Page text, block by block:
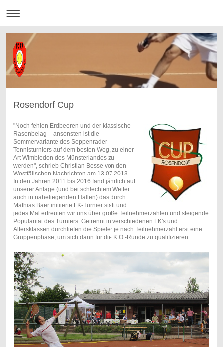
Rosendorf Cup
"Noch fehlen Erdbeeren und der klassische
Rasenbelag – ansonsten ist die
Sommervariante des Seppenrader
Tennisturniers auf dem besten Weg, zu einer
Art Wimbledon des Münsterlandes zu
werden", schrieb Christian Besse von den
Westfälischen Nachrichten am 13.07.2013.
In den Jahren 2011 bis 2016 fand jährlich auf
unserer Anlage (und bei schlechtem Wetter
auch in naheliegenden Hallen) das durch
Mathias Baer initiierte LK-Turnier statt und
jedes Mal erfreuten wir uns über große Teilnehmerzahlen und steigende
Popularität des Turniers. Getrennt in verschiedenen LK's und
Altersklassen durchliefen die Spieler je nach Teilnehmerzahl erst eine
Gruppenphase, um sich dann für die K.O.-Runde zu qualifizieren.